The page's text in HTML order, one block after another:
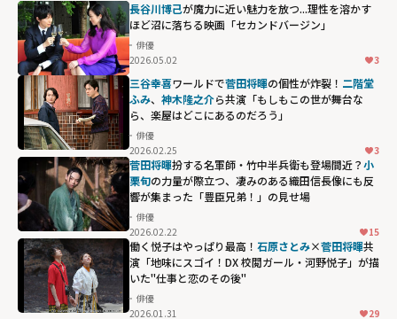
長谷川博己が魔力に近い魅力を放つ...理性を溶かす
ほど沼に落ちる映画「セカンドバージン」
俳優
2026.05.02
3
三谷幸喜ワールドで菅田将暉の個性が炸裂！ 二階堂
ふみ、 神木隆之介ら共演「もしもこの世が舞台な
ら、楽屋はどこにあるのだろう」
俳優
2026.02.25
3
菅田将暉扮する名軍師・竹中半兵衛も登場間近？小
栗旬の力量が際立つ、凄みのある織田信長像にも反
響が集まった「豊臣兄弟！」の見せ場
俳優
2026.02.22
15
働く悦子はやっぱり最高！ 石原さとみ×菅田将暉共
演「地味にスゴイ！DX 校閲ガール・河野悦子」が描
いた"仕事と恋のその後"
俳優
2026.01.31
29